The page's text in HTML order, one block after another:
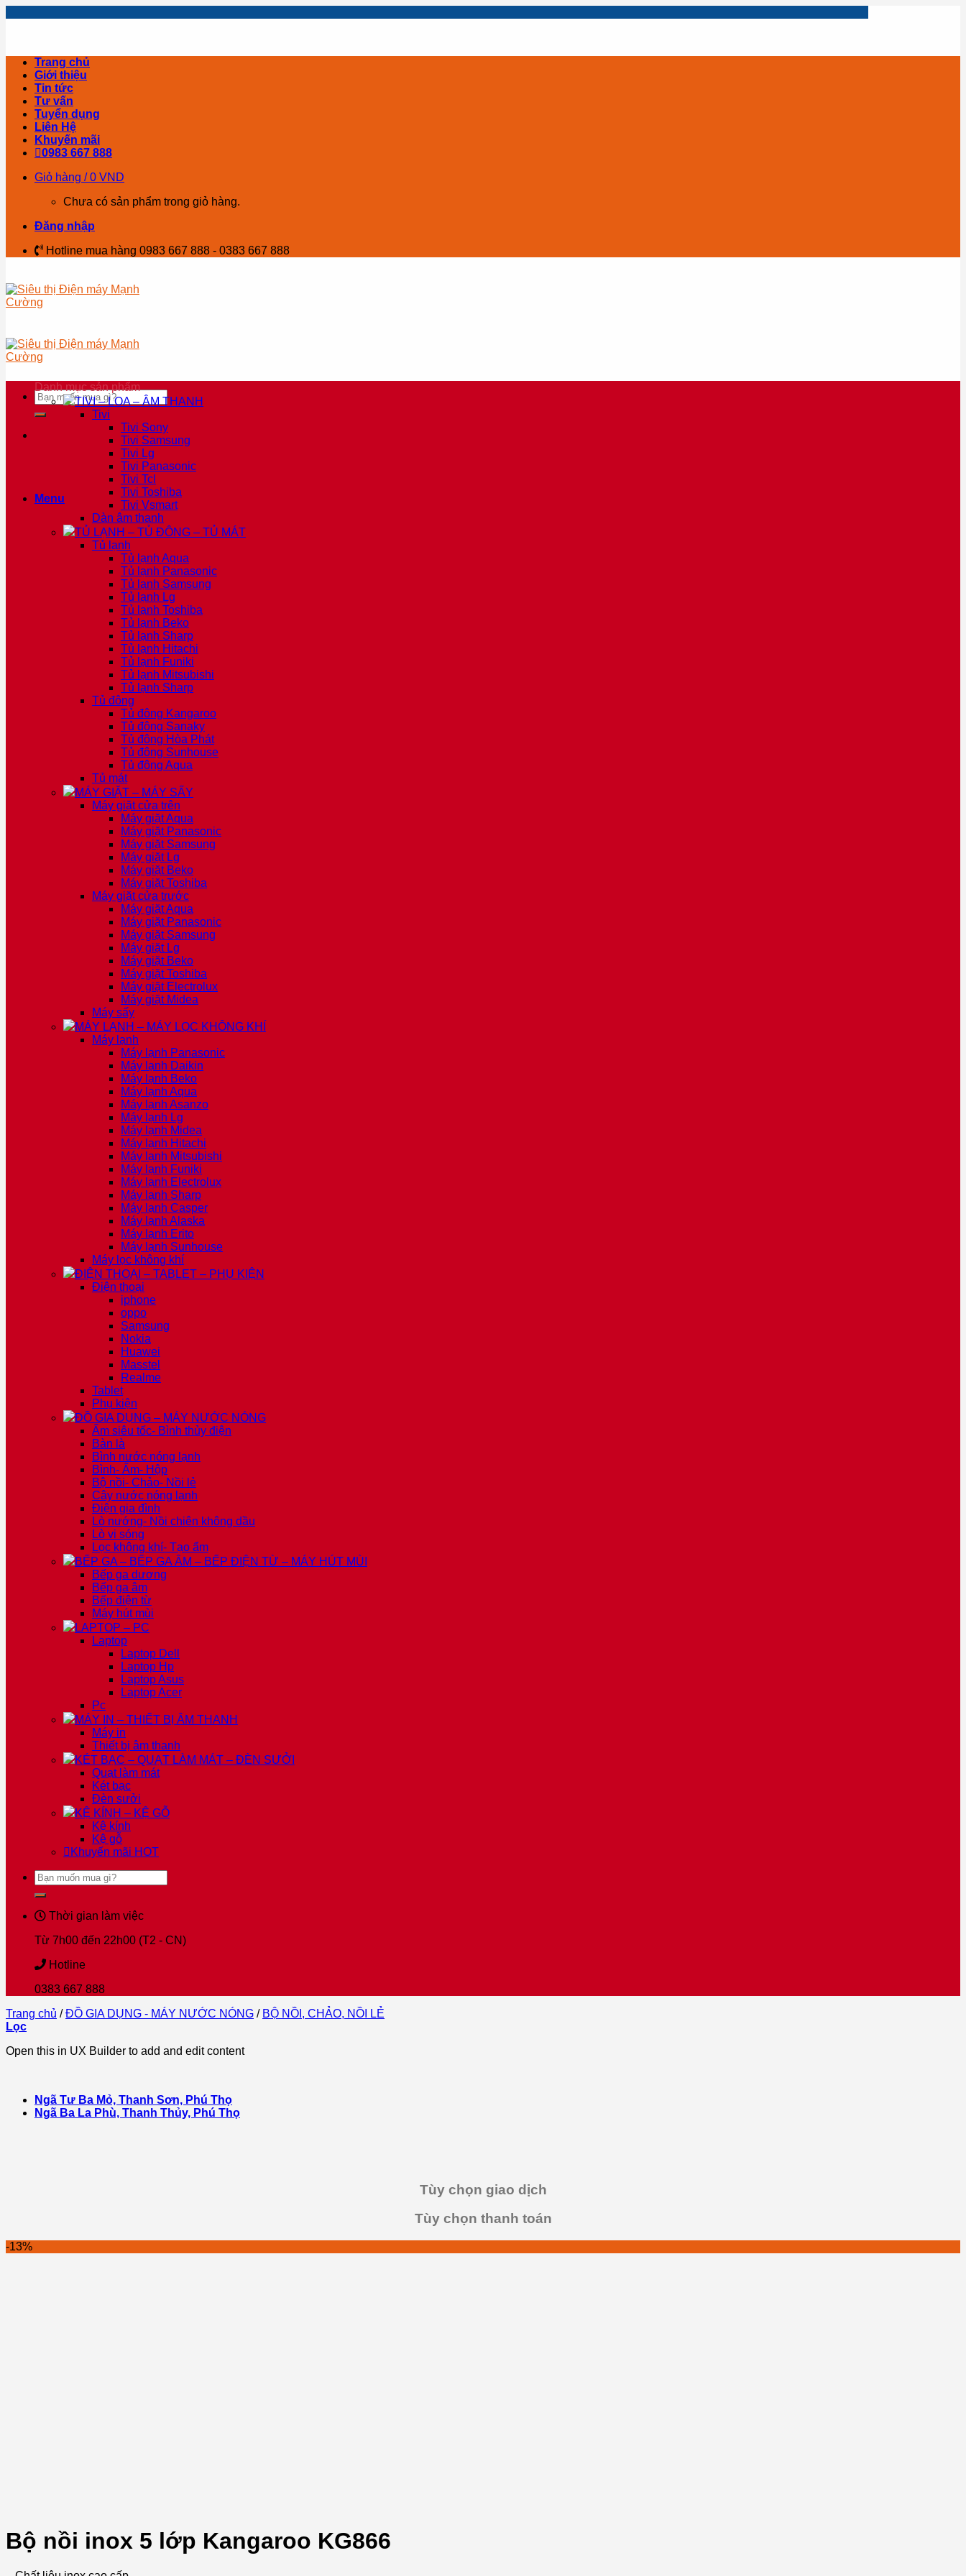
Trang chủ
Giới thiệu
Tin tức
Tư vấn
Tuyển dụng
Liên Hệ
Khuyến mãi
0983 667 888
Giỏ hàng /0 VND
Chưa có sản phẩm trong giỏ hàng.
Đăng nhập
Hotline mua hàng 0983 667 888 - 0383 667 888
Tìm
kiếm:
Menu
Danh mục sản phẩm
TIVI – LOA – ÂM THANH
Tivi
Tivi Sony
Tivi Samsung
Tivi Lg
Tivi Panasonic
Tivi Tcl
Tivi Toshiba
Tivi Vsmart
Dàn âm thanh
TỦ LẠNH – TỦ ĐÔNG – TỦ MÁT
Tủ lạnh
Tủ lạnh Aqua
Tủ lạnh Panasonic
Tủ lạnh Samsung
Tủ lạnh Lg
Tủ lạnh Toshiba
Tủ lạnh Beko
Tủ lạnh Sharp
Tủ lạnh Hitachi
Tủ lạnh Funiki
Tủ lạnh Mitsubishi
Tủ lạnh Sharp
Tủ đông
Tủ đông Kangaroo
Tủ đông Sanaky
Tủ đông Hòa Phát
Tủ đông Sunhouse
Tủ đông Aqua
Tủ mát
MÁY GIẶT – MÁY SẤY
Máy giặt cửa trên
Máy giặt Aqua
Máy giặt Panasonic
Máy giặt Samsung
Máy giặt Lg
Máy giặt Beko
Máy giặt Toshiba
Máy giặt cửa trước
Máy giặt Aqua
Máy giặt Panasonic
Máy giặt Samsung
Máy giặt Lg
Máy giặt Beko
Máy giặt Toshiba
Máy giặt Electrolux
Máy giặt Midea
Máy sấy
MÁY LẠNH – MÁY LỌC KHÔNG KHÍ
Máy lạnh
Máy lạnh Panasonic
Máy lạnh Daikin
Máy lạnh Beko
Máy lạnh Aqua
Máy lạnh Asanzo
Máy lạnh Lg
Máy lạnh Midea
Máy lạnh Hitachi
Máy lạnh Mitsubishi
Máy lạnh Funiki
Máy lạnh Electrolux
Máy lạnh Sharp
Máy lạnh Casper
Máy lạnh Alaska
Máy lạnh Erito
Máy lạnh Sunhouse
Máy lọc không khí
ĐIỆN THOẠI – TABLET – PHỤ KIỆN
Điện thoại
iphone
oppo
Samsung
Nokia
Huawei
Masstel
Realme
Tablet
Phụ kiện
ĐỒ GIA DỤNG – MÁY NƯỚC NÓNG
Ấm siêu tốc- Bình thủy điện
Bàn là
Bình nước nóng lạnh
Bình- Ấm- Hộp
Bộ nồi- Chảo- Nồi lẻ
Cây nước nóng lạnh
Điện gia đình
Lò nướng- Nồi chiên không dầu
Lò vi sóng
Lọc không khí- Tạo ẩm
BẾP GA – BẾP GA ÂM – BẾP ĐIỆN TỪ – MÁY HÚT MÙI
Bếp ga dương
Bếp ga âm
Bếp điện từ
Máy hút mùi
LAPTOP – PC
Laptop
Laptop Dell
Laptop Hp
Laptop Asus
Laptop Acer
Pc
MÁY IN – THIẾT BỊ ÂM THANH
Máy in
Thiết bị âm thanh
KÉT BẠC – QUẠT LÀM MÁT – ĐÈN SƯỞI
Quạt làm mát
Két bạc
Đèn sưởi
KỆ KÍNH – KỆ GỖ
Kệ kính
Kệ gỗ
Khuyến mãi HOT
Tìm
kiếm:
Thời gian làm việc
Từ 7h00 đến 22h00 (T2 - CN)
Hotline
0383 667 888
Trang chủ / ĐỒ GIA DỤNG - MÁY NƯỚC NÓNG / BỘ NỒI, CHẢO, NỒI LẺ
Lọc
Open this in UX Builder to add and edit content
Ngã Tư Ba Mỏ, Thanh Sơn, Phú Thọ
Ngã Ba La Phù, Thanh Thủy, Phú Thọ
Tùy chọn giao dịch
Tùy chọn thanh toán
-13%
Bộ nồi inox 5 lớp Kangaroo KG866